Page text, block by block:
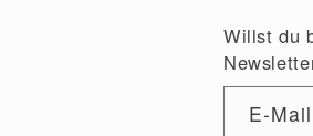
Willst du
E-Mail